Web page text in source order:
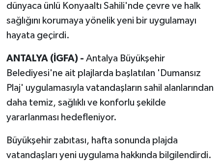
dünyaca ünlü Konyaaltı Sahili'nde çevre ve halk
sağlığını korumaya yönelik yeni bir uygulamayı
hayata geçirdi.
ANTALYA (İGFA) - Antalya Büyükşehir
Belediyesi'ne ait plajlarda başlatılan 'Dumansız
Plaj' uygulamasıyla vatandaşların sahil alanlarından
daha temiz, sağlıklı ve konforlu şekilde
yararlanması hedefleniyor.
Büyükşehir zabıtası, hafta sonunda plajda
vatandaşları yeni uygulama hakkında bilgilendirdi.